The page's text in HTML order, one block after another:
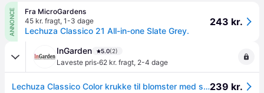
ANNONCE
Fra MicroGardens
45 kr. fragt, 1-3 dage
Lechuza Classico 21 All-in-one Slate Grey.
243 kr.
InGarden 5.0(2)
Laveste pris·62 kr. fragt, 2-4 dage
Lechuza Classico Color krukke til blomster med selvvandingssystem Slate Ø21 x H20 cm.239 kr.